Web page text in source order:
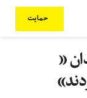
حمایت
«